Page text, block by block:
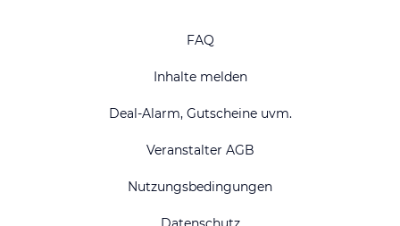
FAQ
Inhalte melden
Deal-Alarm, Gutscheine uvm.
Veranstalter AGB
Nutzungsbedingungen